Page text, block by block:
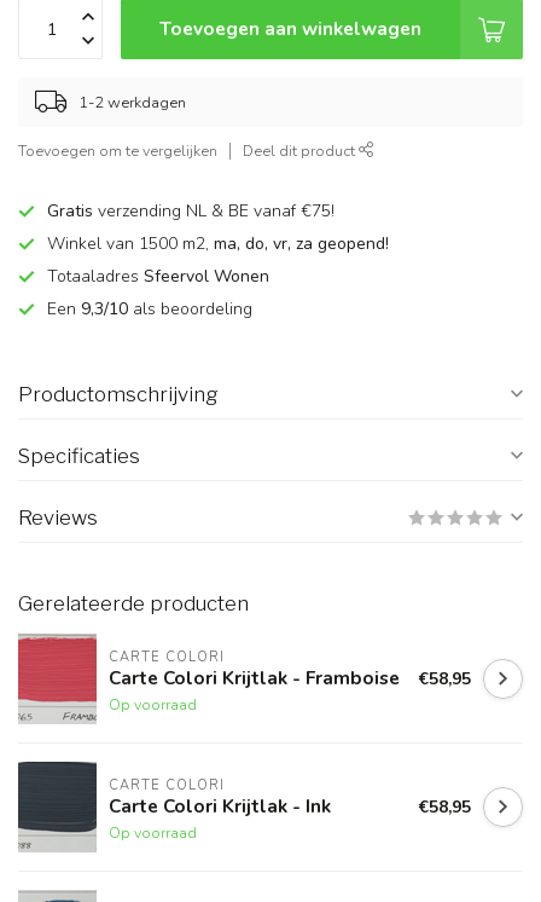
Toevoegen aan winkelwagen
1-2 werkdagen
Toevoegen om te vergelijken Deel dit product
Gratis verzending NL & BE vanaf €75!
Winkel van 1500 m2, ma, do, vr, za geopend!
Totaaladres Sfeervol Wonen
Een 9,3/10 als beoordeling
Productomschrijving
Specificaties
Reviews
Gerelateerde producten
CARTE COLORI
Carte Colori Krijtlak - Framboise
Op voorraad
€58,95
CARTE COLORI
Carte Colori Krijtlak - Ink
Op voorraad
€58,95